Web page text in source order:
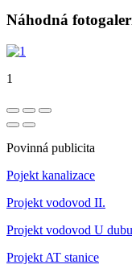
Náhodná
1
Povinná publicita
Pojekt kanalizace
Projekt vodovod II.
Projekt vodovod U dubu
Projekt AT stanice